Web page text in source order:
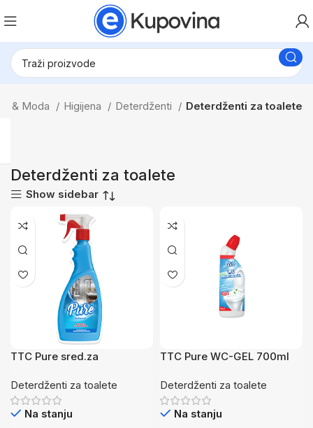
& Moda Higijena Deterdženti Deterdženti za toalete
Deterdženti za toalete
Show sidebar
TTC Pure sred.za
Deterdženti za toalete
Na stanju
TTC Pure WC-GEL 700ml
Deterdženti za toalete
Na stanju